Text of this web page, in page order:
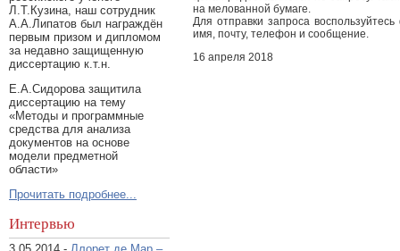
Л.Т.Кузина, наш сотрудник
А.А.Липатов был награждён
первым призом и дипломом
за недавно защищенную
диссертацию к.т.н.
Е.А.Сидорова защитила
диссертацию на тему
«Методы и программные
средства для анализа
документов на основе
модели предметной
области»
Прочитать подробнее...
Интервью
на мелованной бумаге.
Для отправки запроса
имя, почту, телефон и сообщение.
16 апреля 2018